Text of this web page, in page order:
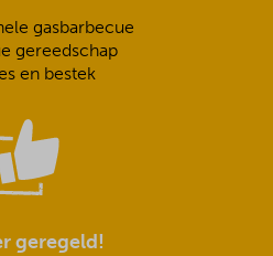
gasbarbecue
gereedschap
en bestek
geregeld!